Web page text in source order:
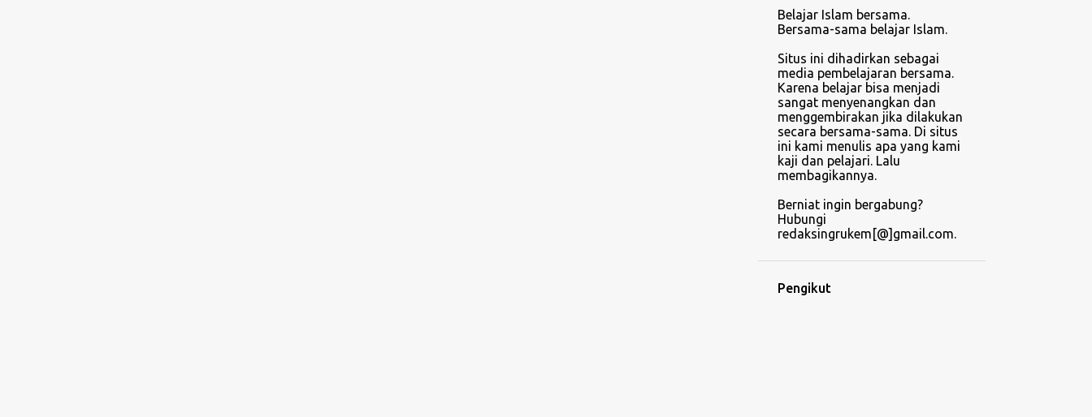
Belajar Islam bersama.
Bersama-sama belajar Islam.
Situs ini dihadirkan sebagai
media pembelajaran bersama.
Karena belajar bisa menjadi
sangat menyenangkan dan
menggembirakan jika dilakukan
secara bersama-sama. Di situs
ini kami menulis apa yang kami
kaji dan pelajari. Lalu
membagikannya.
Berniat ingin bergabung?
Hubungi
redaksingrukem[@]gmail.com.
Pengikut